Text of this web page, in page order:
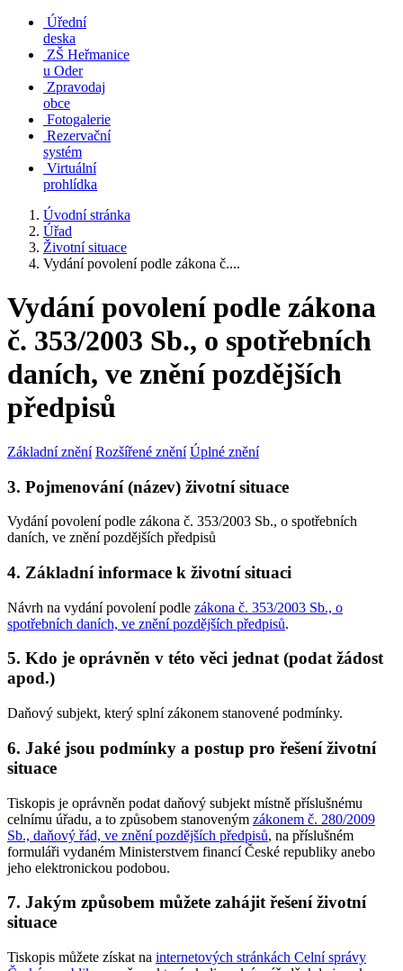
Úřední
deska
ZŠ Heřmanice
u Oder
Zpravodaj
obce
Fotogalerie
Rezervační
systém
Virtuální
prohlídka
Úvodní stránka
Úřad
Životní situace
Vydání povolení podle zákona č....
Vydání povolení podle zákona
č. 353/2003 Sb., o spotřebních
daních, ve znění pozdějších
předpisů
Základní znění Rozšířené znění Úplné znění
3. Pojmenování (název) životní situace
Vydání povolení podle zákona č. 353/2003 Sb., o spotřebních
daních, ve znění pozdějších předpisů
4. Základní informace k životní situaci
Návrh na vydání povolení podle zákona č. 353/2003 Sb., o
spotřebních daních, ve znění pozdějších předpisů.
5. Kdo je oprávněn v této věci jednat (podat žádost
apod.)
Daňový subjekt, který splní zákonem stanovené podmínky.
6. Jaké jsou podmínky a postup pro řešení životní
situace
Tiskopis je oprávněn podat daňový subjekt místně příslušnému
celnímu úřadu, a to způsobem stanoveným zákonem č. 280/2009
Sb., daňový řád, ve znění pozdějších předpisů, na příslušném
formuláři vydaném Ministerstvem financí České republiky anebo
jeho elektronickou podobou.
7. Jakým způsobem můžete zahájit řešení životní
situace
Tiskopis můžete získat na internetových stránkách Celní správy